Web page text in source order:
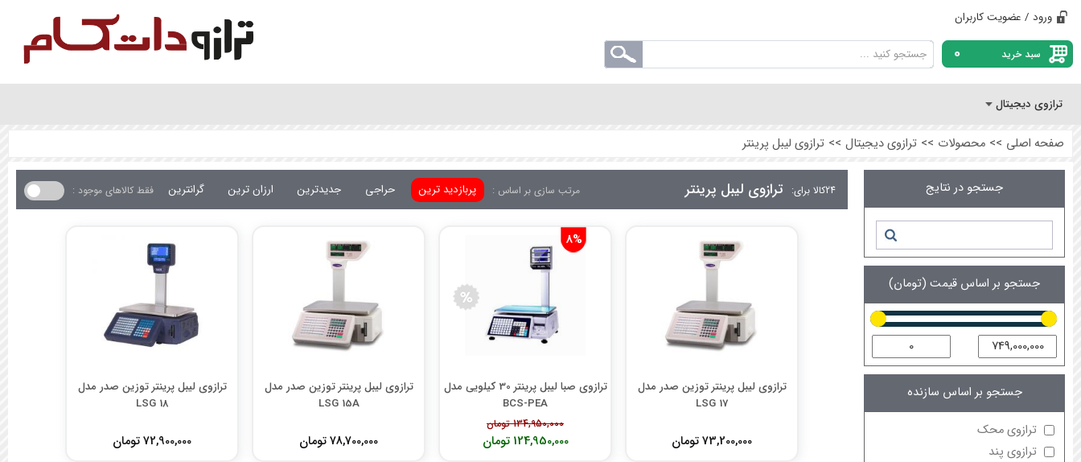
ورود / عضویت کاربران
سبد خرید 0
ترازوی دیجیتال
صفحه اصلی >> محصولات >> ترازوی دیجیتال >> ترازوی لیبل پرینتر
جستجو در نتایج
جستجو بر اساس قیمت (تومان)
جستجو بر اساس سازنده
ترازوی محک
ترازوی پند
24کالا برای: ترازوی لیبل پرینتر مرتب سازی بر اساس : پربازدید ترین حراجی جدیدترین ارزان ترین گرانترین فقط کالاهای موجود :
ترازوی لیبل پرینتر توزین صدر مدل
LSG 17
73,200,000 تومان
8%
ترازوی صبا لیبل پرینتر 30 کیلویی مدل
BCS-PEA
134,950,000 تومان
124,950,000 تومان
ترازوی لیبل پرینتر توزین صدر مدل
LSG 15A
78,700,000 تومان
ترازوی لیبل پرینتر توزین صدر مدل
LSG 18
72,900,000 تومان